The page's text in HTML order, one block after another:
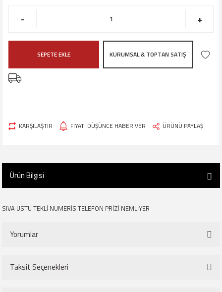
- +
SEPETE EKLE KURUMSAL & TOPTAN SATIŞ
KARŞILAŞTIR FİYATI DÜŞÜNCE HABER VER ÜRÜNÜ PAYLAŞ
Ürün Bilgisi
SIVA ÜSTÜ TEKLİ NÜMERİS TELEFON PRİZİ NEMLİYER
Yorumlar
Taksit Seçenekleri